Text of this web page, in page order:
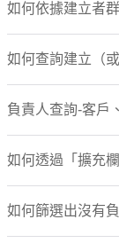
如何依據建立者
如何查詢建立（
負責人查詢-客戶
如何透過「擴充
如何篩選出沒有